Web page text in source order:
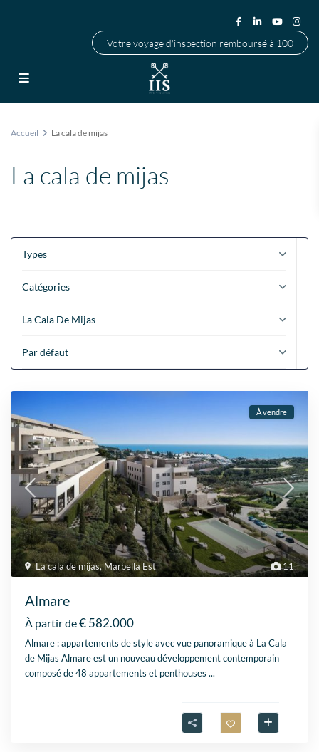
Votre voyage d'inspection remboursé à 100
Accueil La cala de mijas
La cala de mijas
Types
Catégories
La Cala De Mijas
Par défaut
11
La cala de mijas,Marbella Est
À vendre
Almare
À partir de€ 582.000
Almare : appartements de style avec vue panoramique à La Cala
de Mijas Almare est un nouveau développement contemporain
composé de 48 appartements et penthouses...